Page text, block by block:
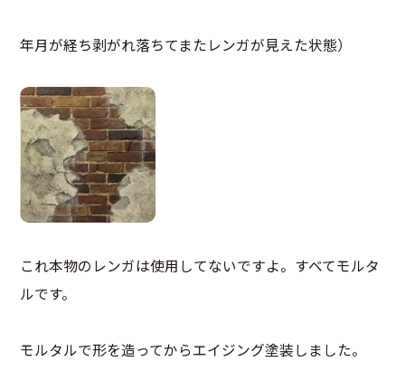
年月が経ち剥がれ落ちてまたレンガが見えた状態）
これ本物のレンガは使用してないですよ。すべてモルタ
ルです。
モルタルで形を造ってからエイジング塗装しました。